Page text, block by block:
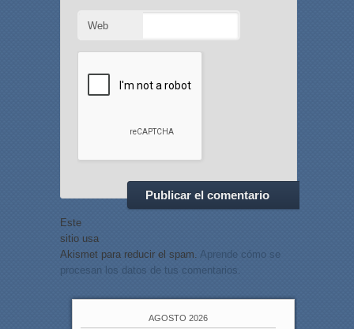
Web
Este
sitio usa
Akismet para reducir el spam. Aprende cómo se
procesan los datos de tus comentarios.
AGOSTO 2026